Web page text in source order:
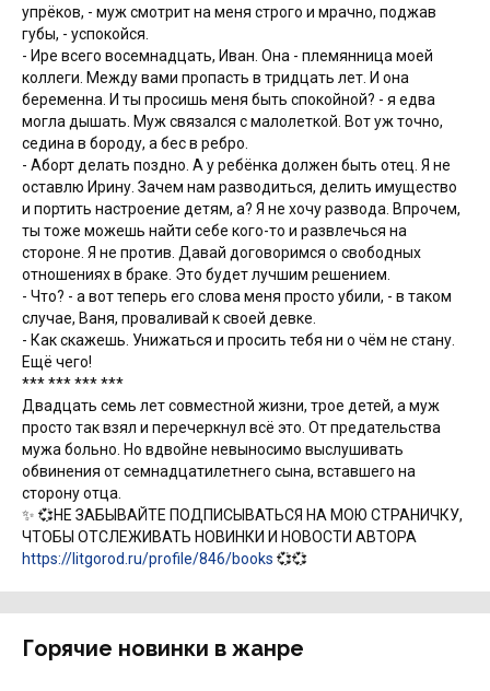
упрёков, - муж смотрит на меня строго и мрачно, поджав
губы, - успокойся.
- Ире всего восемнадцать, Иван. Она - племянница моей
коллеги. Между вами пропасть в тридцать лет. И она
беременна. И ты просишь меня быть спокойной? - я едва
могла дышать. Муж связался с малолеткой. Вот уж точно,
седина в бороду, а бес в ребро.
- Аборт делать поздно. А у ребёнка должен быть отец. Я не
оставлю Ирину. Зачем нам разводиться, делить имущество
и портить настроение детям, а? Я не хочу развода. Впрочем,
ты тоже можешь найти себе кого-то и развлечься на
стороне. Я не против. Давай договоримся о свободных
отношениях в браке. Это будет лучшим решением.
- Что? - а вот теперь его слова меня просто убили, - в таком
случае, Ваня, проваливай к своей девке.
- Как скажешь. Унижаться и просить тебя ни о чём не стану.
Ещё чего!
*** *** *** ***
Двадцать семь лет совместной жизни, трое детей, а муж
просто так взял и перечеркнул всё это. От предательства
мужа больно. Но вдвойне невыносимо выслушивать
обвинения от семнадцатилетнего сына, вставшего на
сторону отца.
✨ 💞НЕ ЗАБЫВАЙТЕ ПОДПИСЫВАТЬСЯ НА МОЮ СТРАНИЧКУ,
ЧТОБЫ ОТСЛЕЖИВАТЬ НОВИНКИ И НОВОСТИ АВТОРА
https://litgorod.ru/profile/846/books 💞💞
Горячие новинки в жанре